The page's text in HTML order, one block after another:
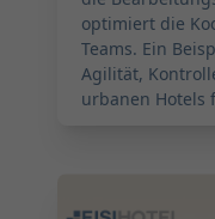
optimiert die
Teams. Ein
Agilität,
urbanen Hotels
2026-03-14